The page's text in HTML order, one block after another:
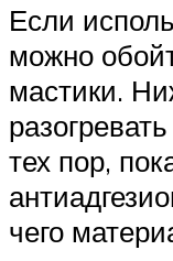
Если
можно
мастики.
тех пор,
чего